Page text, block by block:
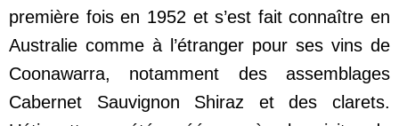
première fois en 1952 et s’est fait connaître en
Australie comme à l’étranger pour ses vins de
Coonawarra, notamment des assemblages
Cabernet Sauvignon Shiraz et des clarets.